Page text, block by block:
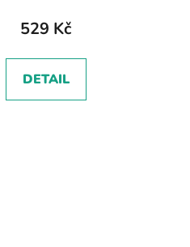
529 Kč
DETAIL